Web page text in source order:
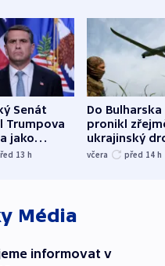
Senát
Trumpova
jako
13 h
Do Bulharska
pronikl
ukrajinský
explodoval
včera před 14 h
Média
informovat v